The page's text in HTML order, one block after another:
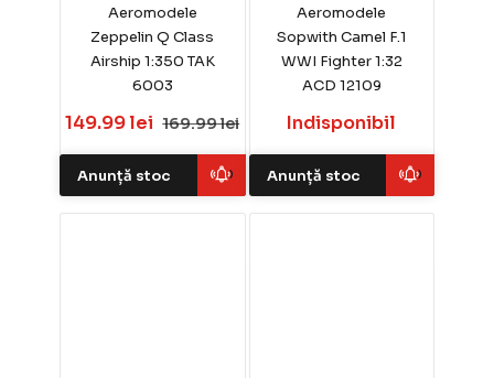
Aeromodele
Zeppelin Q Class
Airship 1:350 TAK
6003
149.99 lei 169.99 lei
Anunță stoc
Aeromodele
Sopwith Camel F.1
WWI Fighter 1:32
ACD 12109
Indisponibil
Anunță stoc